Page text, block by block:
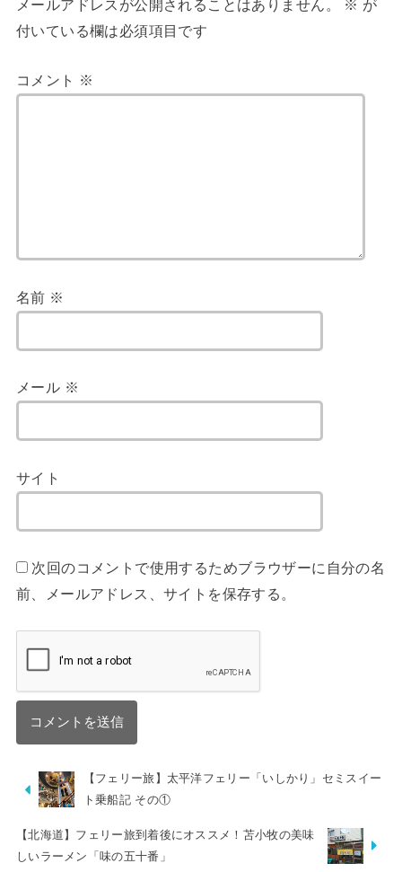
メールアドレスが公開されることはありません。 ※ が
付いている欄は必須項目です
コメント ※
名前 ※
メール ※
サイト
次回のコメントで使用するためブラウザーに自分の名
前、メールアドレス、サイトを保存する。
【フェリー旅】太平洋フェリー「いしかり」セミスイー
ト乗船記 その①
【北海道】フェリー旅到着後にオススメ！苫小牧の美味
しいラーメン「味の五十番」